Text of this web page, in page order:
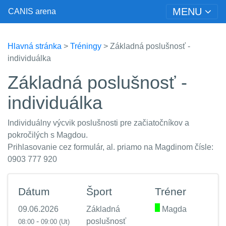
CANIS arena MENU
Hlavná stránka > Tréningy > Základná poslušnosť -
individuálka
Základná poslušnosť -
individuálka
Individuálny výcvik poslušnosti pre začiatočníkov a
pokročilých s Magdou.
Prihlasovanie cez formulár, al. priamo na Magdinom čísle:
0903 777 920
Dátum
09.06.2026
08:00 - 09:00 (Ut)
Šport
Základná
poslušnosť
Tréner
Magda